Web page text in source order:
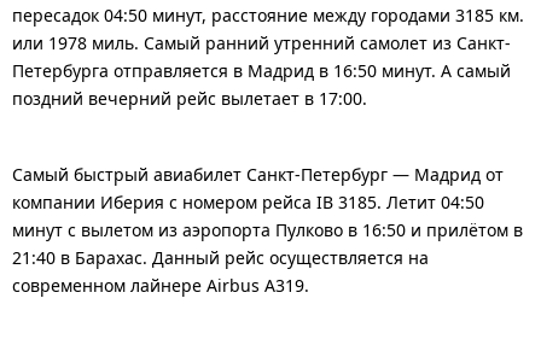
пересадок 04:50 минут, расстояние между городами 3185 км.
или 1978 миль. Самый ранний утренний самолет из Санкт-
Петербурга отправляется в Мадрид в 16:50 минут. А самый
поздний вечерний рейс вылетает в 17:00.
Самый быстрый авиабилет Санкт-Петербург — Мадрид от
компании Иберия с номером рейса IB 3185. Летит 04:50
минут с вылетом из аэропорта Пулково в 16:50 и прилётом в
21:40 в Барахас. Данный рейс осуществляется на
современном лайнере Airbus A319.